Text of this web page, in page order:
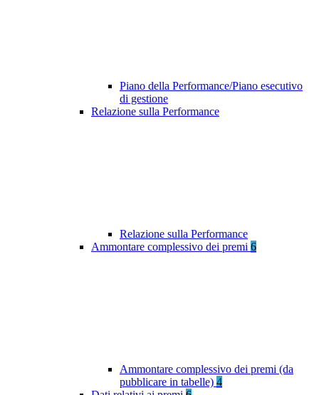
Piano della Performance/Piano esecutivo
di gestione
Relazione sulla Performance
Relazione sulla Performance
Ammontare complessivo dei premi 6
Ammontare complessivo dei premi (da
pubblicare in tabelle) 4